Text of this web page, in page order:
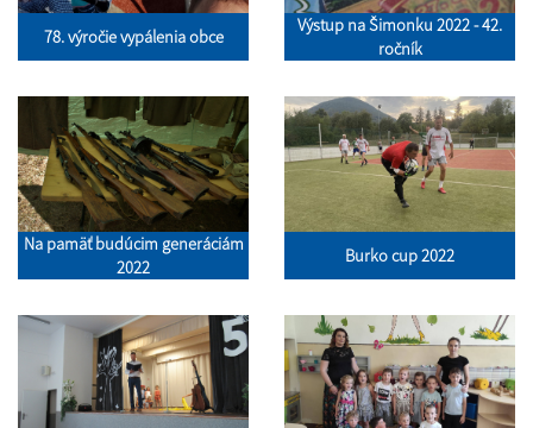
78. výročie vypálenia obce
Výstup na Šimonku 2022 - 42.
ročník
Na pamäť budúcim generáciám
2022
Burko cup 2022